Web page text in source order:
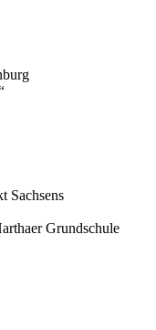
Sachsens
Grundschule